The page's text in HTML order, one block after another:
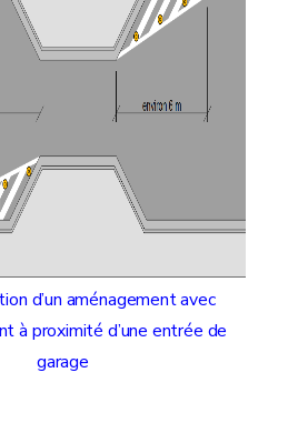
d’un aménagement avec
à proximité d’une entrée de
garage